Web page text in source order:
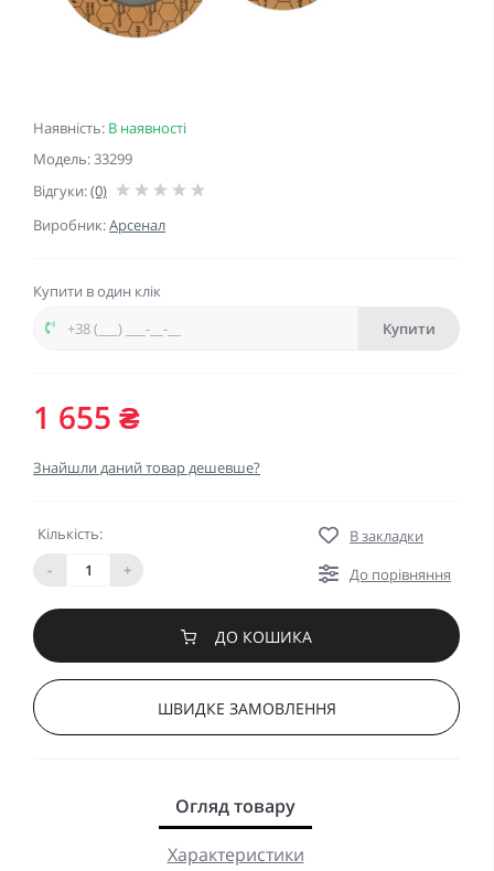
Наявність: В наявності
Модель: 33299
Відгуки:(0)
Виробник:Арсенал
Купити в один клік
Купити
1 655 ₴
Знайшли даний товар дешевше?
Кількість:
-
+
В закладки
До порівняння
ДО КОШИКА
ШВИДКЕ ЗАМОВЛЕННЯ
Огляд товару
Характеристики